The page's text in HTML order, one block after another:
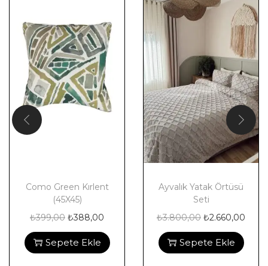
Como Green Kırlent
(45X45)
₺399,00 ₺388,00
Sepete Ekle
Ayvalık Yatak Örtüsü
Seti
₺3.800,00 ₺2.660,00
Sepete Ekle